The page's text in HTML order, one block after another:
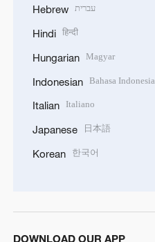
Hebrew עברית
Hindi हिन्दी
Hungarian Magyar
Indonesian Bahasa Indonesia
Italian Italiano
Japanese 日本語
Korean 한국어
DOWNLOAD OUR APP